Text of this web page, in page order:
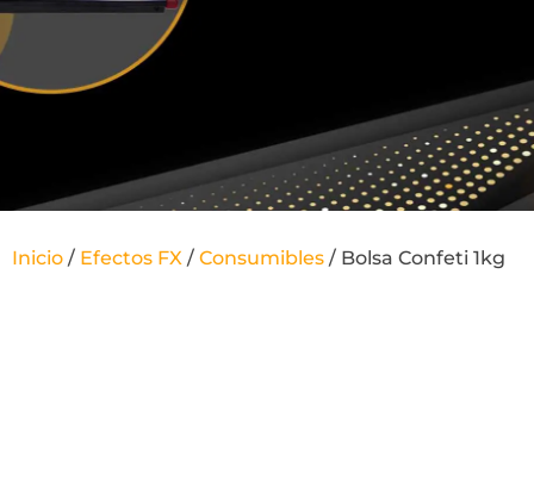
Inicio / Efectos FX / Consumibles / Bolsa Confeti 1kg